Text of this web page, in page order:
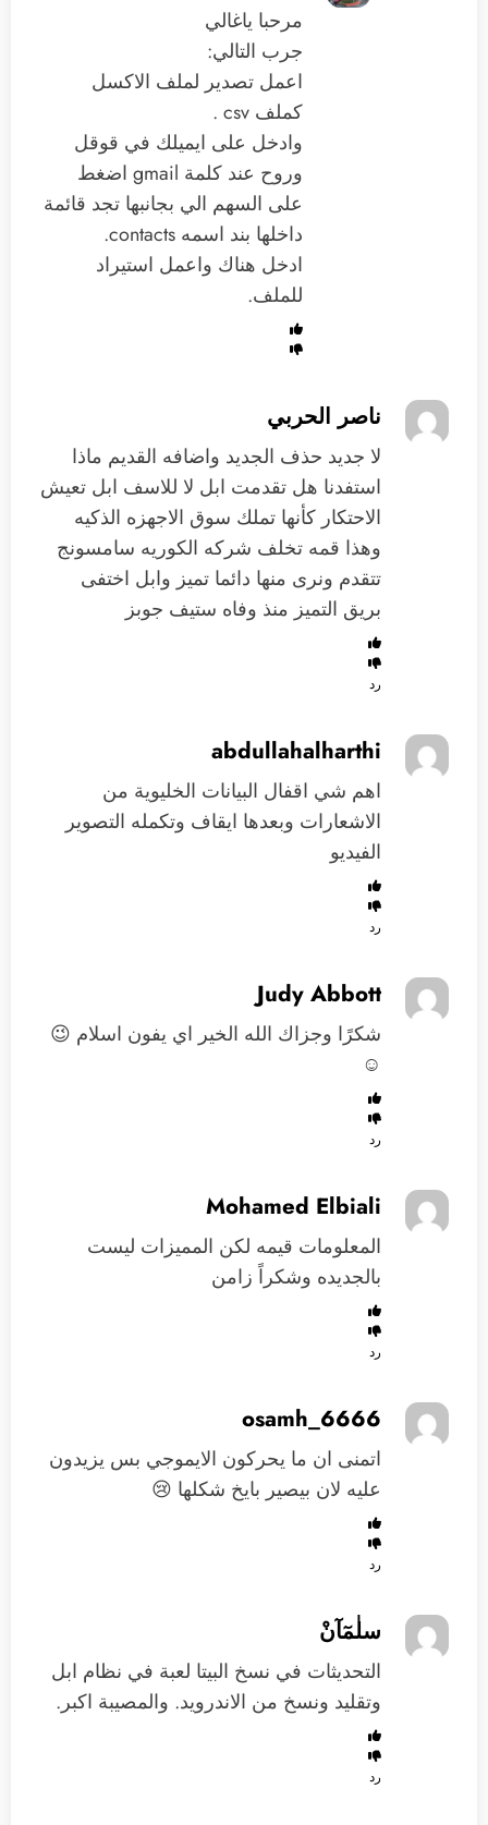
مرحبا ياغالي
جرب التالي:
اعمل تصدير لملف الاكسل
كملف csv .
وادخل على ايميلك في قوقل
وروح عند كلمة gmail اضغط
على السهم الي بجانبها تجد قائمة
داخلها بند اسمه contacts.
ادخل هناك واعمل استيراد
للملف.
ناصر الحربي
لا جديد حذف الجديد واضافه القديم ماذا
استفدنا هل تقدمت ابل لا للاسف ابل تعيش
الاحتكار كأنها تملك سوق الاجهزه الذكيه
وهذا قمه تخلف شركه الكوريه سامسونج
تتقدم ونرى منها دائما تميز وابل اختفى
بريق التميز منذ وفاه ستيف جوبز
رد
abdullahalharthi
اهم شي اقفال البيانات الخليوية من
الاشعارات وبعدها ايقاف وتكمله التصوير
الفيديو
رد
Judy Abbott
شكرًا وجزاك الله الخير اي يفون اسلام 😉
☺️
رد
Mohamed Elbiali
المعلومات قيمه لكن المميزات ليست
بالجديده وشكراً زامن
رد
osamh_6666
اتمنى ان ما يحركون الايموجي بس يزيدون
عليه لان بيصير بايخ شكلها 😢
رد
سلٰمٓآنْ
التحديثات في نسخ البيتا لعبة في نظام ابل
وتقليد ونسخ من الاندرويد. والمصيبة اكبر.
رد